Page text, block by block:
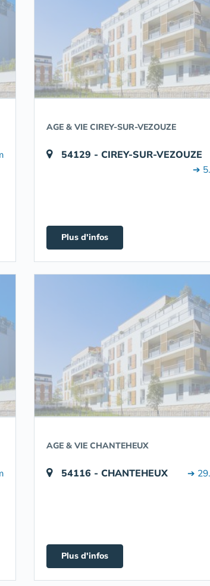
AGE & VIE CIREY-SUR-VEZOUZE
54129 - CIREY-SUR-VEZOUZE
➔
Plus d'infos
AGE & VIE CHANTEHEUX
54116 - CHANTEHEUX ➔
Plus d'infos